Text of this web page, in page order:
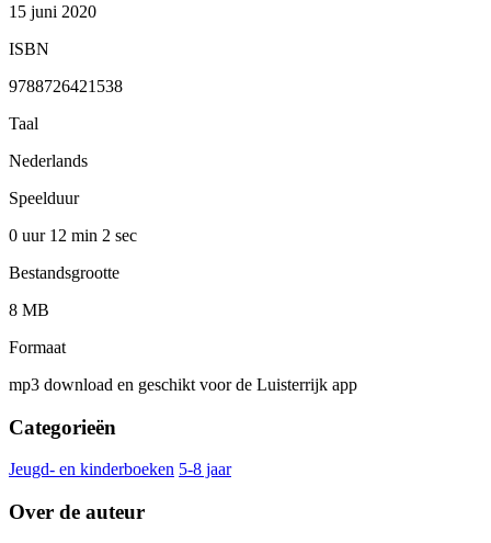
15 juni 2020
ISBN
9788726421538
Taal
Nederlands
Speelduur
0 uur 12 min 2 sec
Bestandsgrootte
8 MB
Formaat
mp3 download en geschikt voor de Luisterrijk app
Categorieën
Jeugd- en kinderboeken 5-8 jaar
Over de auteur